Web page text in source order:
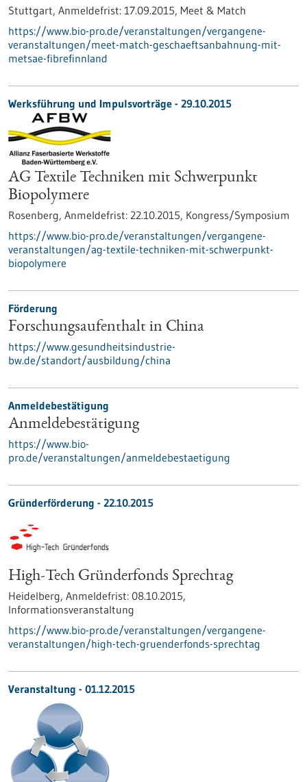
Stuttgart, Anmeldefrist: 17.09.2015, Meet & Match
https://www.bio-pro.de/veranstaltungen/vergangene-
veranstaltungen/meet-match-geschaeftsanbahnung-mit-
metsae-fibrefinnland
Werksführung und Impulsvorträge - 29.10.2015
AG Textile Techniken mit Schwerpunkt
Biopolymere
Rosenberg, Anmeldefrist: 22.10.2015, Kongress/Symposium
https://www.bio-pro.de/veranstaltungen/vergangene-
veranstaltungen/ag-textile-techniken-mit-schwerpunkt-
biopolymere
Förderung
Forschungsaufenthalt in China
https://www.gesundheitsindustrie-
bw.de/standort/ausbildung/china
Anmeldebestätigung
Anmeldebestätigung
https://www.bio-
pro.de/veranstaltungen/anmeldebestaetigung
Gründerförderung - 22.10.2015
High-Tech Gründerfonds Sprechtag
Heidelberg, Anmeldefrist: 08.10.2015,
Informationsveranstaltung
https://www.bio-pro.de/veranstaltungen/vergangene-
veranstaltungen/high-tech-gruenderfonds-sprechtag
Veranstaltung - 01.12.2015